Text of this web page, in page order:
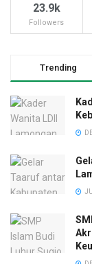
23.9k
Followers
Trending